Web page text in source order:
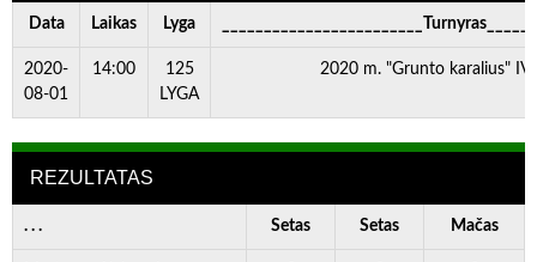
Data Laikas Lyga
2020-
08-01
14:00
125
LYGA
2020 m. "Grunto karalius" IV
REZULTATAS
. . . Setas Setas Mačas